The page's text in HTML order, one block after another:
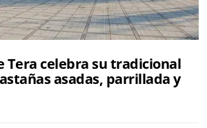
Tera celebra su tradicional
asadas, parrillada y